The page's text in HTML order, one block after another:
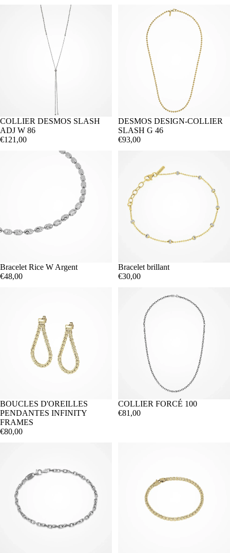
COLLIER DESMOS SLASH
ADJ W 86
€121,00
DESMOS DESIGN-COLLIER
SLASH G 46
€93,00
Bracelet Rice W Argent
€48,00
Bracelet brillant
€30,00
BOUCLES D'OREILLES
PENDANTES INFINITY
FRAMES
€80,00
COLLIER FORCÉ 100
€81,00